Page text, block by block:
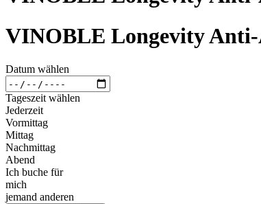
VINOBLE Longevity Anti-
Datum wählen
Tageszeit wählen
Jederzeit
Vormittag
Mittag
Nachmittag
Abend
Ich buche für
mich
jemand anderen